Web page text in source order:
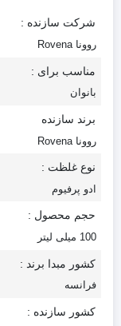
شرکت سازنده :
روونا Rovena
مناسب برای :
بانوان
برند سازنده
روونا Rovena
نوع غلظت :
ادو پرفیوم
حجم محصول :
100 میلی لیتر
کشور مبدا برند :
فرانسه
کشور سازنده :